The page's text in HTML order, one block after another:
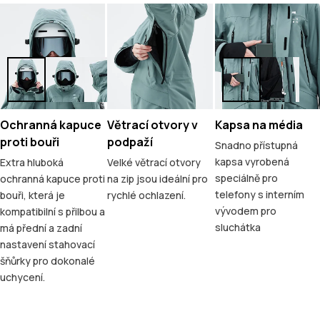
Ochranná kapuce
proti bouři
Extra hluboká
ochranná kapuce proti
bouři, která je
kompatibilní s přilbou a
má přední a zadní
nastavení stahovací
šňůrky pro dokonalé
uchycení.
Větrací otvory v
podpaží
Velké větrací otvory
na zip jsou ideální pro
rychlé ochlazení.
Kapsa na média
Snadno přístupná
kapsa vyrobená
speciálně pro
telefony s interním
vývodem pro
sluchátka